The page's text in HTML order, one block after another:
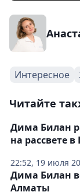
Интересное
Читайте
22:52, 19 июля
Дима Билан
на рассвете
Дима Билан
Алматы